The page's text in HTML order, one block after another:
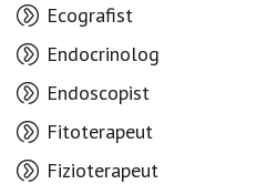
Ecografist
Endocrinolog
Endoscopist
Fitoterapeut
Fizioterapeut